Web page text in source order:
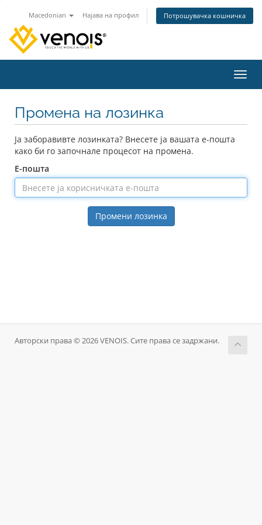
Macedonian Најава на профил Потрошувачка кошничка
Промена на лозинка
Ја заборавивте лозинката? Внесете ја вашата е-пошта
како би го започнале процесот на промена.
Е-пошта
Промени лозинка
Авторски права © 2026 VENOIS. Сите права се задржани.